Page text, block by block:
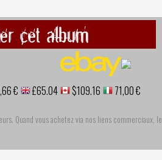
cet album
€ £65.04 $109.16
71,00 €
Quand vous achetez via nos liens commerciaux, le